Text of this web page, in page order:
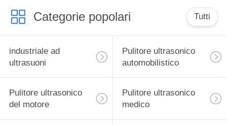
Macchina
ultrasonica di pulizia
del filtro
14
Categorie popolari Tutti
industriale ad
ultrasuoni
Pulitore ultrasonico
automobilistico
Pulitore ultrasonico
del motore
Pulitore ultrasonico
medico